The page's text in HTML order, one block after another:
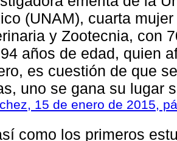
(UNAM), cuarta
y Zootecnia, con
años de edad, quien
es cuestión de que
uno se gana su lugar
15 de enero de 2015,
como los primeros